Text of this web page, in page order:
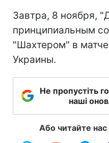
Завтра, 8 ноября,
принципиальным
"Шахтером" в
Украины.
Не пропустіть
наші
Або читайте